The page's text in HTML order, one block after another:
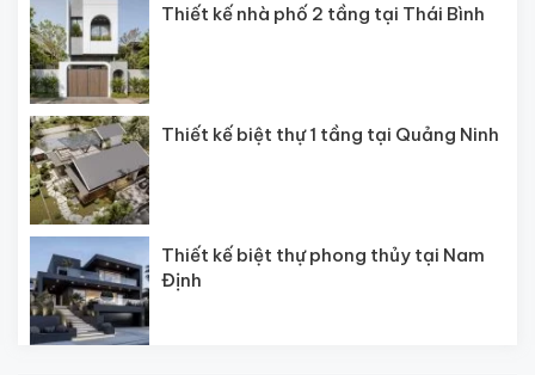
Thiết kế nhà phố 2 tầng tại Thái Bình
Thiết kế biệt thự 1 tầng tại Quảng Ninh
Thiết kế biệt thự phong thủy tại Nam
Định